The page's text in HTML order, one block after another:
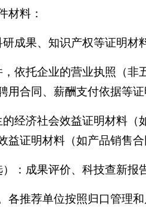
材料：
成果、知识产权等证明材
依托企业的营业执照（
用合同、薪酬支付依据等
经济社会效益证明材料
益证明材料（如产品销售
：成果评价、科技查新报
各推荐单位按照归口管理